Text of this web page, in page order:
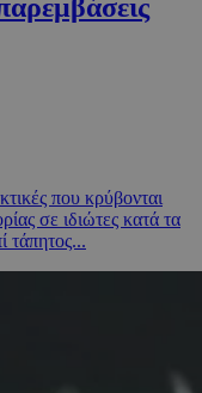
που κρύβονται
σε ιδιώτες κατά τα
τάπητος...